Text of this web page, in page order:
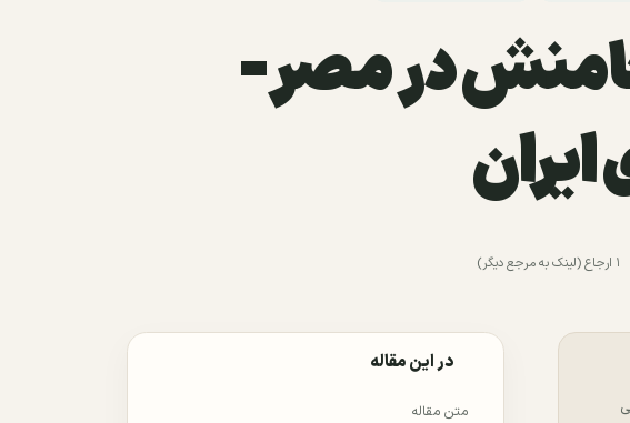
در مصر-
۱ ارجاع (لینک به مرجع دیگر)
در این مقاله
متن مقاله